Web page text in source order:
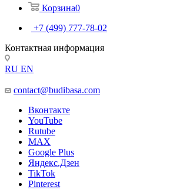
Корзина0
+7 (499) 777-78-02
Контактная информация
RU EN
contact@budibasa.com
Вконтакте
YouTube
Rutube
MAX
Google Plus
Яндекс.Дзен
TikTok
Pinterest